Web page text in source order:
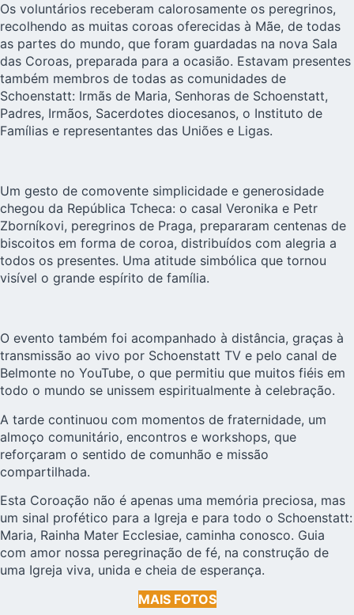
Os voluntários receberam calorosamente os peregrinos,
recolhendo as muitas coroas oferecidas à Mãe, de todas
as partes do mundo, que foram guardadas na nova Sala
das Coroas, preparada para a ocasião. Estavam presentes
também membros de todas as comunidades de
Schoenstatt: Irmãs de Maria, Senhoras de Schoenstatt,
Padres, Irmãos, Sacerdotes diocesanos, o Instituto de
Famílias e representantes das Uniões e Ligas.
Um gesto de comovente simplicidade e generosidade
chegou da República Tcheca: o casal Veronika e Petr
Zborníkovi, peregrinos de Praga, prepararam centenas de
biscoitos em forma de coroa, distribuídos com alegria a
todos os presentes. Uma atitude simbólica que tornou
visível o grande espírito de família.
O evento também foi acompanhado à distância, graças à
transmissão ao vivo por Schoenstatt TV e pelo canal de
Belmonte no YouTube, o que permitiu que muitos fiéis em
todo o mundo se unissem espiritualmente à celebração.
A tarde continuou com momentos de fraternidade, um
almoço comunitário, encontros e workshops, que
reforçaram o sentido de comunhão e missão
compartilhada.
Esta Coroação não é apenas uma memória preciosa, mas
um sinal profético para a Igreja e para todo o Schoenstatt:
Maria, Rainha Mater Ecclesiae, caminha conosco. Guia
com amor nossa peregrinação de fé, na construção de
uma Igreja viva, unida e cheia de esperança.
MAIS FOTOS